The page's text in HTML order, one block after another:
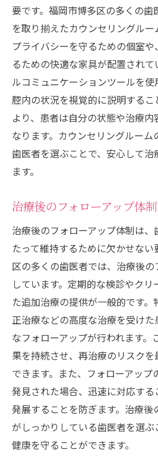
要です。福岡市博多区の多くの
を取り揃えたカウンセリングルー
プライバシーを守るための個室
るための快適な家具が配置され
ルコミュニケーションツールを
腔内の状況を視覚的に説明するこ
より、患者は自分の状態や治療内
なります。カウンセリングルーム
歯医者を選ぶことで、安心して治
ます。
治療後のフォローアップ体制
治療後のフォローアップ体制は
たって維持するために欠かせな
区の多くの歯医者では、治療後
しています。定期的な検診やクリ
た追加治療の提供が一般的です
正治療などの高度な治療を受け
なフォローアップが行われます。
果を持続させ、再治療のリスク
できます。また、フォローアップ
発見された場合、迅速に対応す
発展することを防ぎます。治療後
がしっかりしている歯医者を選
健康を守ることができます。